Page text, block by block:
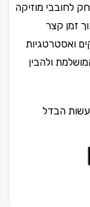
לחובבי מוזיקה
זמן קצר
ואסטרטגיות
ולהבין
הבדל